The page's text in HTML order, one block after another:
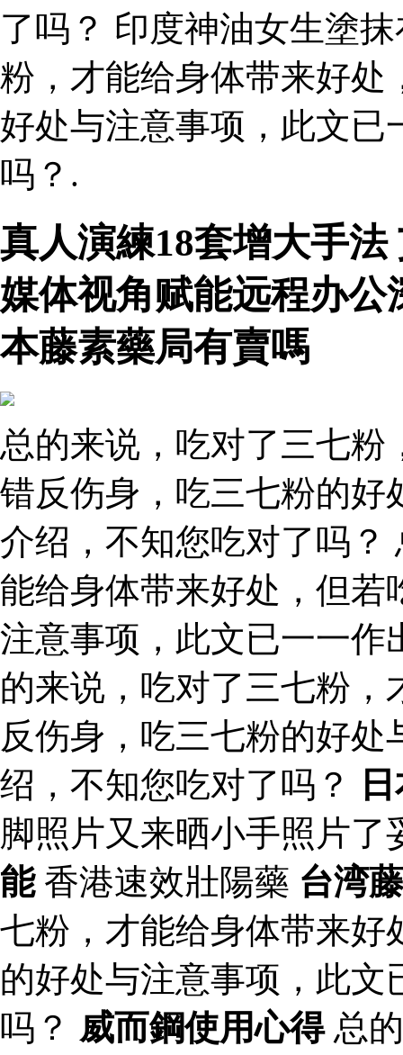
了吗？ 印度神油女生塗
粉，才能给身体带来好处
好处与注意事项，此文已
吗？.
真人演練18套增大手
媒体视角赋能远程办
本藤素藥局有賣嗎
总的来说，吃对了三七粉
错反伤身，吃三七粉的好
介绍，不知您吃对了吗？
能给身体带来好处，但若
注意事项，此文已一一作
的来说，吃对了三七粉
反伤身，吃三七粉的好
绍，不知您吃对了吗？
脚照片又来晒小手照片
能香港速效壯陽藥 台湾
七粉，才能给身体带来好
的好处与注意事项，此
吗？ 威而鋼使用心得总